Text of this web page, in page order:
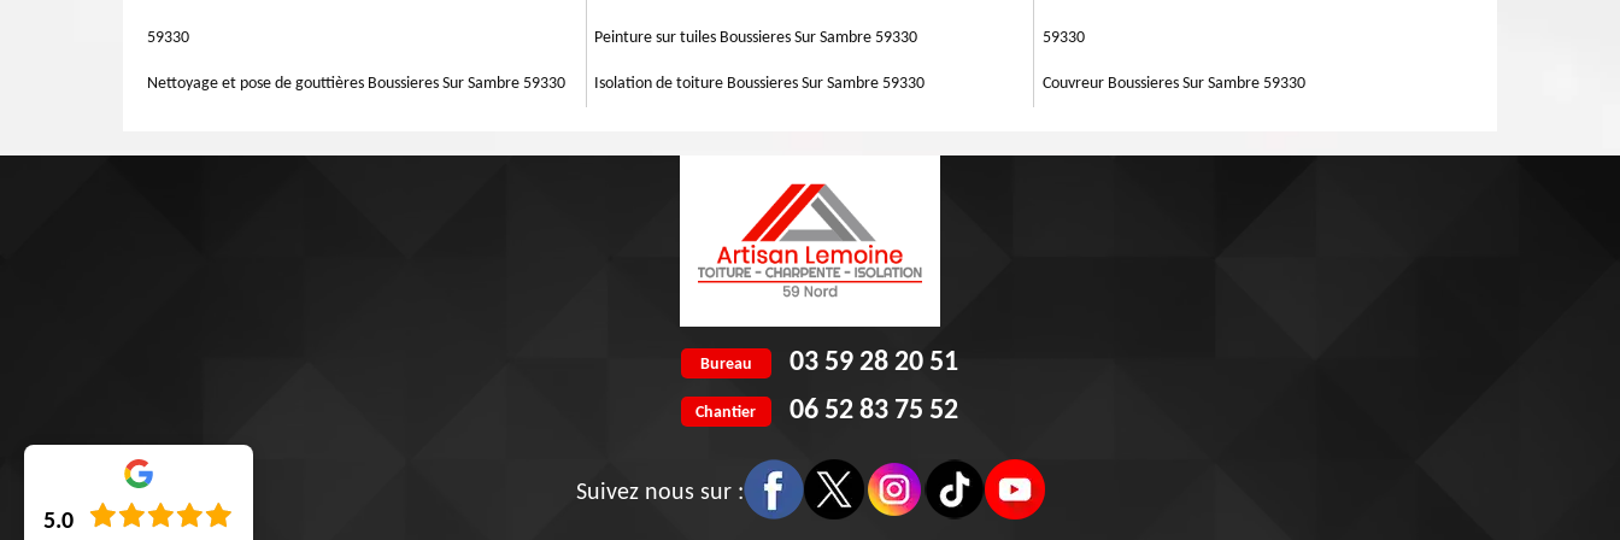
59330
Nettoyage et pose de gouttières Boussieres Sur Sambre 59330
Peinture sur tuiles Boussieres Sur Sambre 59330
Isolation de toiture Boussieres Sur Sambre 59330
59330
Couvreur Boussieres Sur Sambre 59330
Bureau 03 59 28 20 51
Chantier 06 52 83 75 52
Suivez nous sur :
5.0